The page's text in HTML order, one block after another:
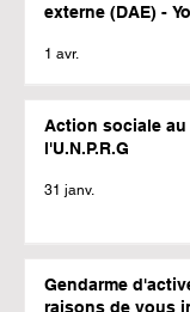
externe (DAE) -
1 avr.
Action sociale au
l'U.N.P.R.G
31 janv.
Gendarme
raisons de vous